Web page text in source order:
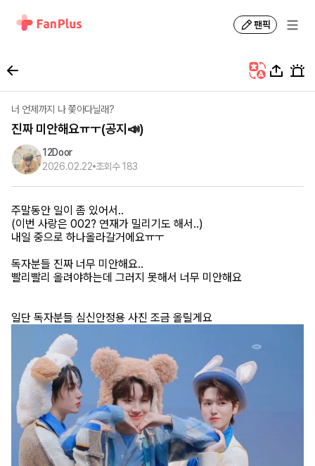
팬픽
너 언제까지 나 쫓아다닐래?
진짜 미안해요ㅠㅜ(공지📣)
12Door
2026.02.22 조회수 183
주말동안 일이 좀 있어서..
(이번 사랑은 002? 연재가 밀리기도 해서..)
내일 중으로 하나올라갈거에요ㅠㅜ
독자분들 진짜 너무 미안해요..
빨리빨리 올려야하는데 그러지 못해서 너무 미안해요
일단 독자분들 심신안정용 사진 조금 올릴게요